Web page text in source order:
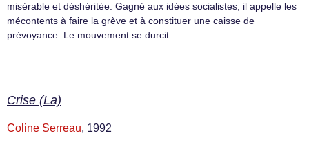
misérable et déshéritée. Gagné aux idées socialistes, il appelle les
mécontents à faire la grève et à constituer une caisse de
prévoyance. Le mouvement se durcit…
Crise (La)
Coline Serreau, 1992